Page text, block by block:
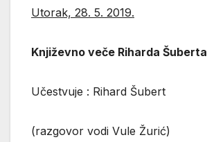
Utorak, 28. 5. 2019.
Književno veče Riharda Šuberta
Učestvuje : Rihard Šubert
(razgovor vodi Vule Žurić)